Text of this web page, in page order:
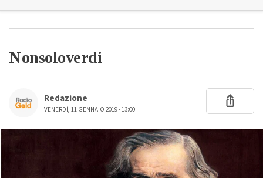
Nonsoloverdi
Redazione
VENERDÌ, 11 GENNAIO 2019 - 13:00